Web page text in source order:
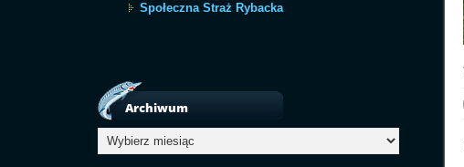
Społeczna Straż Rybacka
Archiwum
Archiwum